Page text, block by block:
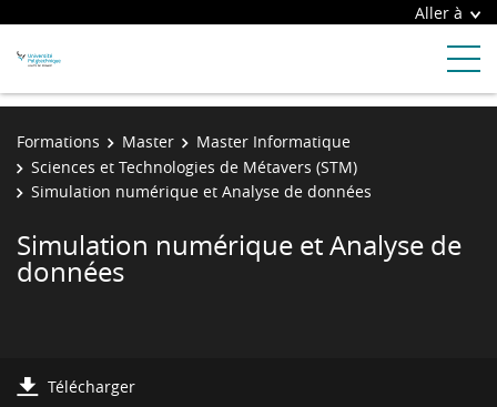
Aller à
Formations Master
Master Informatique
Sciences et Technologies de Métavers (STM)
Simulation numérique et Analyse de données
Simulation numérique et Analyse de
données
Télécharger